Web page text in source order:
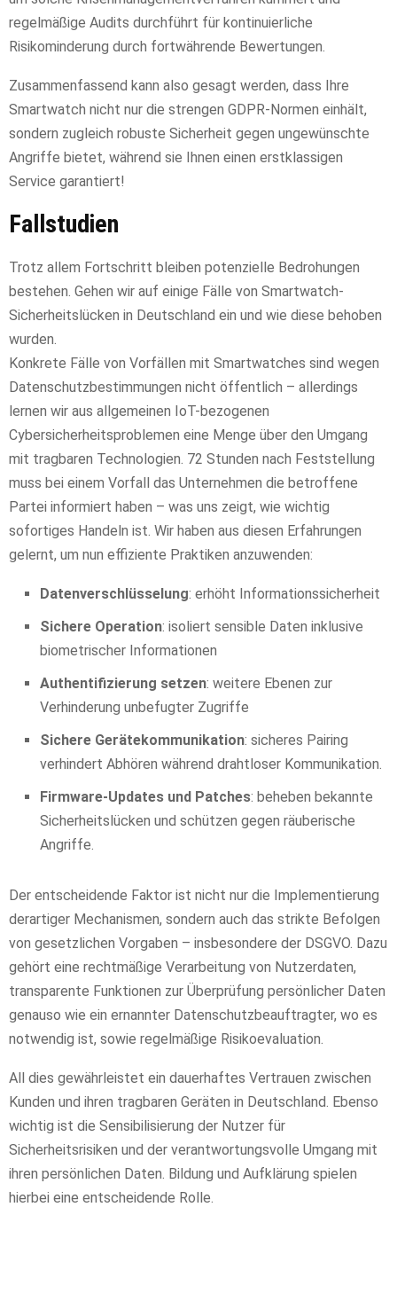
regelmäßige Audits durchführt für kontinuierliche
Risikominderung durch fortwährende Bewertungen.
Zusammenfassend kann also gesagt werden, dass Ihre
Smartwatch nicht nur die strengen GDPR-Normen einhält,
sondern zugleich robuste Sicherheit gegen ungewünschte
Angriffe bietet, während sie Ihnen einen erstklassigen
Service garantiert!
Fallstudien
Trotz allem Fortschritt bleiben potenzielle Bedrohungen
bestehen. Gehen wir auf einige Fälle von Smartwatch-
Sicherheitslücken in Deutschland ein und wie diese behoben
wurden.
Konkrete Fälle von Vorfällen mit Smartwatches sind wegen
Datenschutzbestimmungen nicht öffentlich – allerdings
lernen wir aus allgemeinen IoT-bezogenen
Cybersicherheitsproblemen eine Menge über den Umgang
mit tragbaren Technologien. 72 Stunden nach Feststellung
muss bei einem Vorfall das Unternehmen die betroffene
Partei informiert haben – was uns zeigt, wie wichtig
sofortiges Handeln ist. Wir haben aus diesen Erfahrungen
gelernt, um nun effiziente Praktiken anzuwenden:
Datenverschlüsselung: erhöht Informationssicherheit
Sichere Operation: isoliert sensible Daten inklusive
biometrischer Informationen
Authentifizierung setzen: weitere Ebenen zur
Verhinderung unbefugter Zugriffe
Sichere Gerätekommunikation: sicheres Pairing
verhindert Abhören während drahtloser Kommunikation.
Firmware-Updates und Patches: beheben bekannte
Sicherheitslücken und schützen gegen räuberische
Angriffe.
Der entscheidende Faktor ist nicht nur die Implementierung
derartiger Mechanismen, sondern auch das strikte Befolgen
von gesetzlichen Vorgaben – insbesondere der DSGVO. Dazu
gehört eine rechtmäßige Verarbeitung von Nutzerdaten,
transparente Funktionen zur Überprüfung persönlicher Daten
genauso wie ein ernannter Datenschutzbeauftragter, wo es
notwendig ist, sowie regelmäßige Risikoevaluation.
All dies gewährleistet ein dauerhaftes Vertrauen zwischen
Kunden und ihren tragbaren Geräten in Deutschland. Ebenso
wichtig ist die Sensibilisierung der Nutzer für
Sicherheitsrisiken und der verantwortungsvolle Umgang mit
ihren persönlichen Daten. Bildung und Aufklärung spielen
hierbei eine entscheidende Rolle.